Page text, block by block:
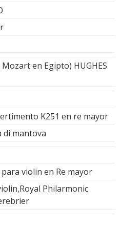
en Egipto) HUGHES
K251 en re mayor
di mantova
violin en Re mayor
Philarmonic